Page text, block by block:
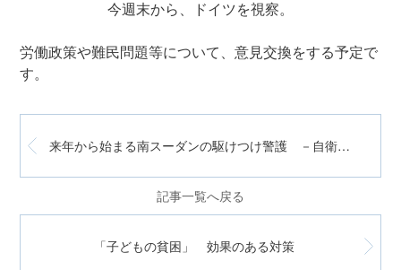
今週末から、ドイツを視察。
労働政策や難民問題等について、意見交換をする予定で
す。
来年から始まる南スーダンの駆けつけ警護 －自衛隊－
記事一覧へ戻る
「子どもの貧困」 効果のある対策